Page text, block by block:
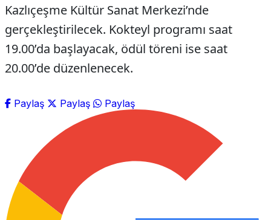
Kazlıçeşme Kültür Sanat Merkezi’nde
gerçekleştirilecek. Kokteyl programı saat
19.00’da başlayacak, ödül töreni ise saat
20.00’de düzenlenecek.
Paylaş Paylaş Paylaş